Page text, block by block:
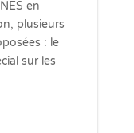
en
plusieurs
: le
sur les